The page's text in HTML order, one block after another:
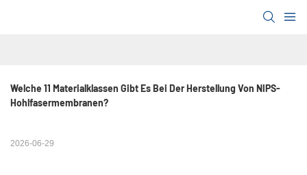
Welche 11 Materialklassen Gibt Es Bei Der Herstellung Von NIPS-
Hohlfasermembranen?
2026-06-29